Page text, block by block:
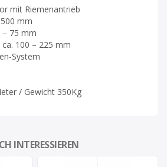
mit Riemenantrieb
mm
– 75 mm
100 – 225 mm
System
/ Gewicht 350Kg
INTERESSIEREN